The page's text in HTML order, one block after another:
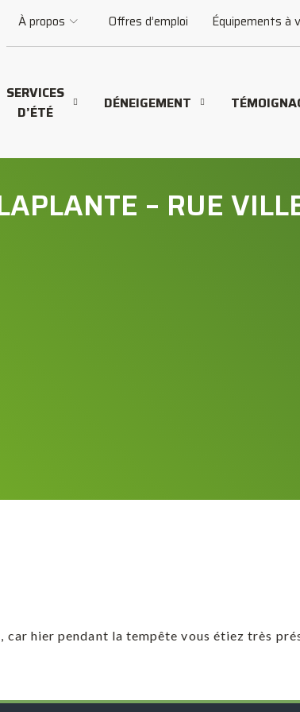
À propos Offres d’emploi Équipements à
SERVICES
D’ÉTÉ
DÉNEIGEMENT
– RUE
car hier pendant la tempête vous étiez très